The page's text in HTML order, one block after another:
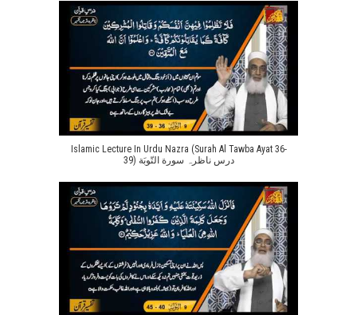
Islamic Lecture In Urdu Nazra (Surah Al Tawba Ayat 36-
39) درس ناظرہ سورة التّوبَة